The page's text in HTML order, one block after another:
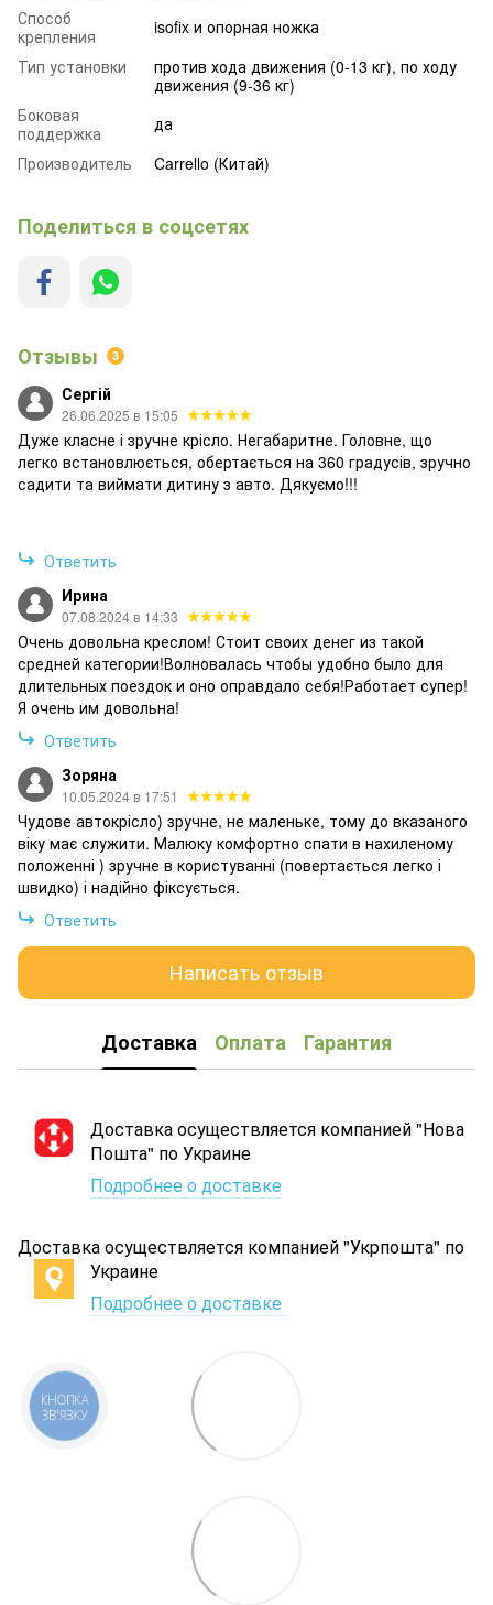
Способ
крепления
isofix и опорная ножка
Тип установки
против хода движения (0-13 кг), по ходу
движения (9-36 кг)
Боковая
поддержка
да
Производитель
Carrello (Китай)
Поделиться в соцсетях
Отзывы 3
Сергій
26.06.2025 в 15:05
Дуже класне і зручне крісло. Негабаритне. Головне, що
легко встановлюється, обертається на 360 градусів, зручно
садити та виймати дитину з авто. Дякуємо!!!
Ответить
Ирина
07.08.2024 в 14:33
Очень довольна креслом! Стоит своих денег из такой
средней категории!Волновалась чтобы удобно было для
длительных поездок и оно оправдало себя!Работает супер!
Я очень им довольна!
Ответить
Зоряна
10.05.2024 в 17:51
Чудове автокрісло) зручне, не маленьке, тому до вказаного
віку має служити. Малюку комфортно спати в нахиленому
положенні ) зручне в користуванні (повертається легко і
швидко) і надійно фіксується.
Ответить
Написать отзыв
Доставка Оплата Гарантия
Доставка осуществляется компанией "Нова
Пошта" по Украине
Подробнее о доставке
Доставка осуществляется компанией "Укрпошта" по
Украине
Подробнее о доставке
КНОПКА
ЗВ'ЯЗКУ